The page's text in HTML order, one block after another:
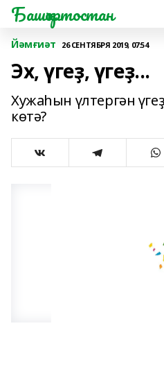
Башҡортостан
Йәмғиәт 26 СЕНТЯБРЯ 2019, 07:54
Эх, үгеҙ, үгеҙ...
Хужаһын үлтергән
көтә?